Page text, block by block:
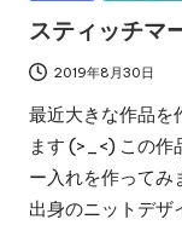
スティッチマ
2019年8月30日
最近大きな作品を
ます (>_<) この作
ー入れを作ってみ
出身のニットデ